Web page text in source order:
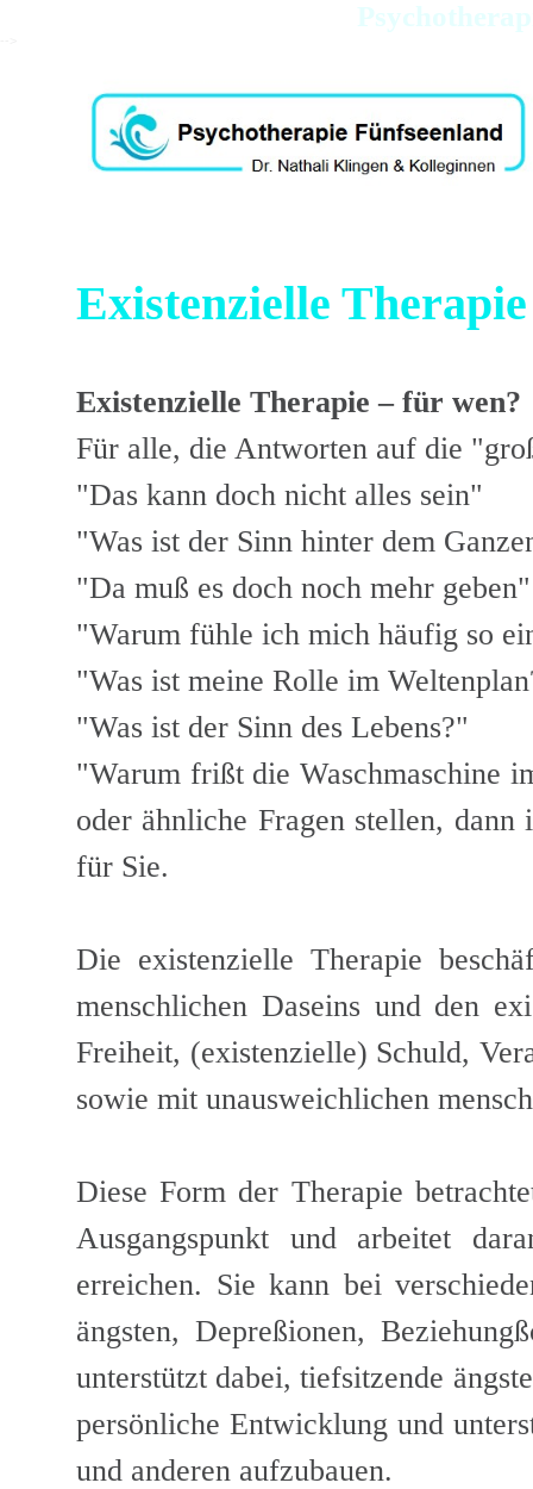
Existenzielle Therapie
Existenzielle Therapie – für wen?
Für alle, die Antworten auf die
"Das kann doch nicht alles sein"
"Was ist der Sinn hinter dem
"Da muß es doch noch mehr geben"
"Warum fühle ich mich häufig so
"Was ist meine Rolle im
"Was ist der Sinn des Lebens?"
"Warum frißt die Waschmaschine
oder ähnliche Fragen stellen,
für Sie.
Die existenzielle Therapie
menschlichen Daseins und den
Freiheit, (existenzielle) Schuld,
sowie mit unausweichlichen
Diese Form der Therapie
Ausgangspunkt und arbeitet
erreichen. Sie kann bei
ängsten, Depreßionen,
unterstützt dabei, tiefsitzende
persönliche Entwicklung und
und anderen aufzubauen.